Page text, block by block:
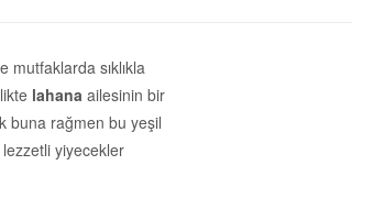
sıklıkla
lahana ailesinin bir
buna rağmen bu yeşil
yiyecekler